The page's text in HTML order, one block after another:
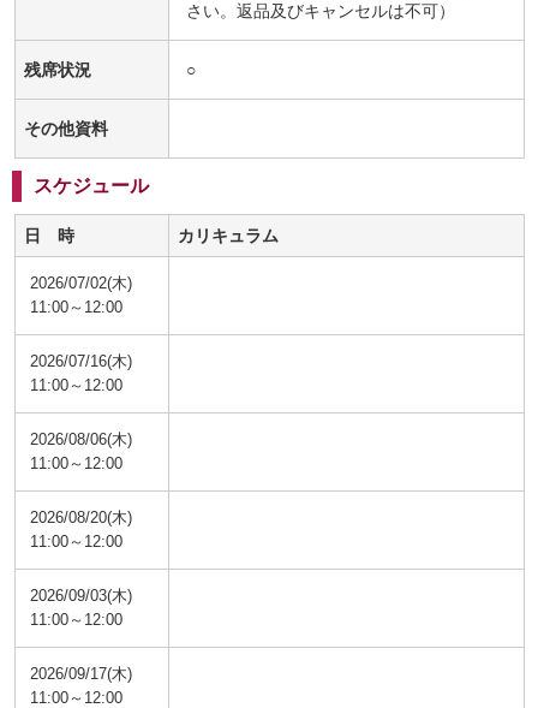
さい。返品及びキャンセルは不可）
残席状況 ○
その他資料
スケジュール
日 時 カリキュラム
2026/07/02(木)
11:00～12:00
2026/07/16(木)
11:00～12:00
2026/08/06(木)
11:00～12:00
2026/08/20(木)
11:00～12:00
2026/09/03(木)
11:00～12:00
2026/09/17(木)
11:00～12:00